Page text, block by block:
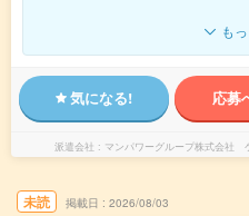
も
気になる! 応募
派遣会社 マンパワーグループ株式会社
未読 掲載日 2026/08/03